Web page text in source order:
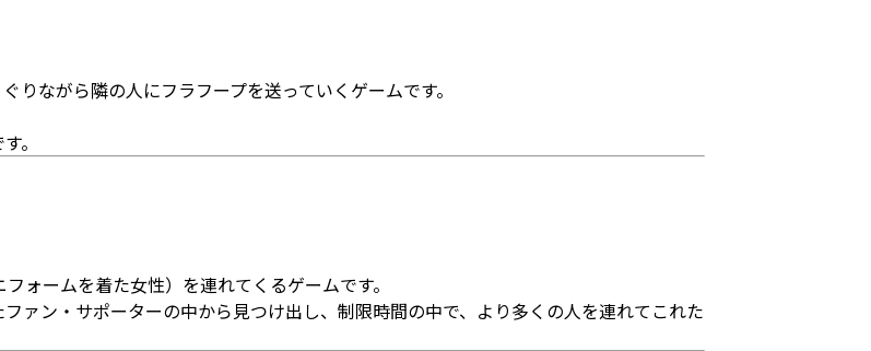
ながら隣の人にフラフープを送っていくゲームです。
。
ォームを着た女性）を連れてくるゲームです。
ァン・サポーターの中から見つけ出し、制限時間の中で、より多くの人を連れてこれた